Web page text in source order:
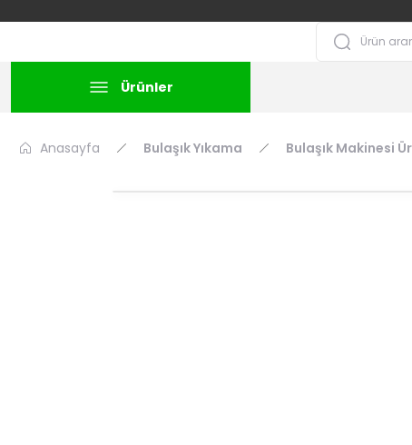
Ürünler
Anasayfa Bulaşık Yıkama Bulaşık Makinesi